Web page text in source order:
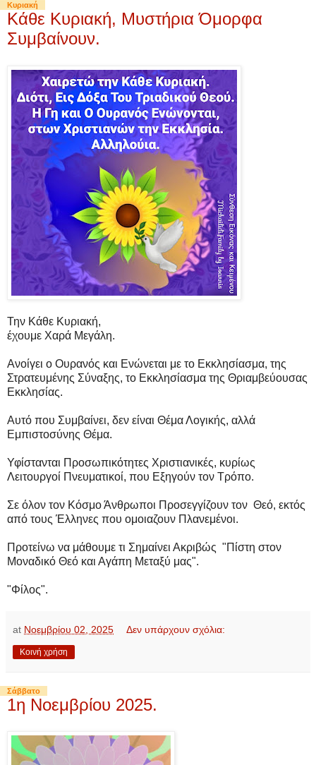
Κυριακή
Κάθε Κυριακή, Μυστήρια Όμορφα
Συμβαίνουν.
Την Κάθε Κυριακή,
έχουμε Χαρά Μεγάλη.
Ανοίγει ο Ουρανός και Ενώνεται με το Εκκλησίασμα, της
Στρατευμένης Σύναξης, το Εκκλησίασμα της Θριαμβεύουσας
Εκκλησίας.
Αυτό που Συμβαίνει, δεν είναι Θέμα Λογικής, αλλά
Εμπιστοσύνης Θέμα.
Υφίστανται Προσωπικότητες Χριστιανικές, κυρίως
Λειτουργοί Πνευματικοί, που Εξηγούν τον Τρόπο.
Σε όλον τον Κόσμο Άνθρωποι Προσεγγίζουν τον Θεό, εκτός
από τους Έλληνες που ομοιαζουν Πλανεμένοι.
Προτείνω να μάθουμε τι Σημαίνει Ακριβώς "Πίστη στον
Μοναδικό Θεό και Αγάπη Μεταξύ μας".
"Φίλος".
at Νοεμβρίου 02, 2025 Δεν υπάρχουν σχόλια:
Κοινή χρήση
Σάββατο
1η Νοεμβρίου 2025.